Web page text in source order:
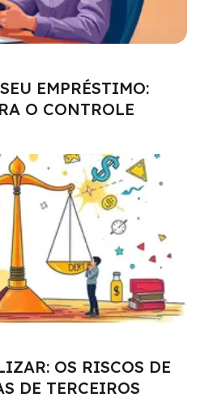
EMPRÉSTIMO:
O CONTROLE
OS RISCOS DE
DE TERCEIROS